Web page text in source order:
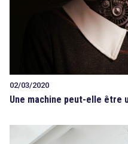
02/03/2020
Une machine peut-elle être